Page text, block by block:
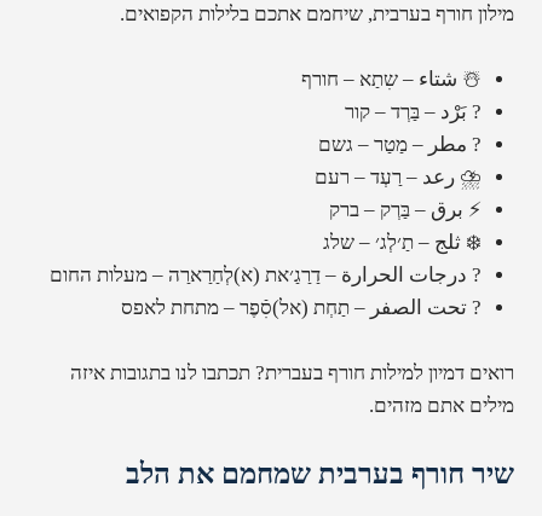
מילון חורף בערבית, שיחמם אתכם בלילות הקפואים.
☃️ شتاء – שִתַא – חורף
? بَرْد – בַּרְד – קור
?️ مطر – מַטַר – גשם
⛈️ رعد – רַעְד – רעם
⚡ برق – בַּרְק – ברק
❄️ ثلج – תַ׳לְג׳ – שלג
?️ درجات الحرارة – דַרַגַ׳את (א)לְחַרַארַה – מעלות החום
? تحت الصفر – תַחְת (אל)סִֿפֶר – מתחת לאפס
רואים דמיון למילות חורף בעברית? תכתבו לנו בתגובות איזה
מילים אתם מזהים.
שיר חורף בערבית שמחמם את הלב